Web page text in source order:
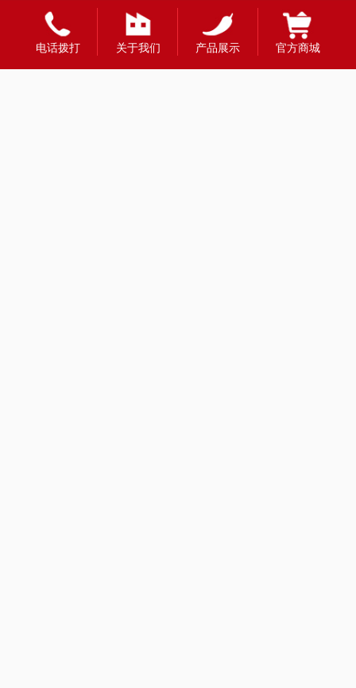
友情链接：
电话拨打 关于我们 产品展示 官方商城